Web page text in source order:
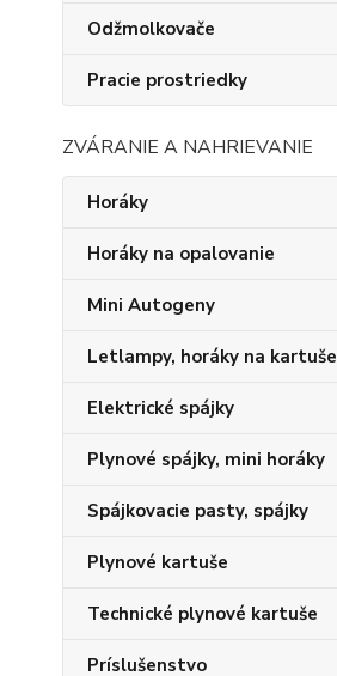
Odžmolkovače
Pracie prostriedky
ZVÁRANIE A NAHRIEVANIE
Horáky
Horáky na opalovanie
Mini Autogeny
Letlampy, horáky na kartuše
Elektrické spájky
Plynové spájky, mini horáky
Spájkovacie pasty, spájky
Plynové kartuše
Technické plynové kartuše
Príslušenstvo